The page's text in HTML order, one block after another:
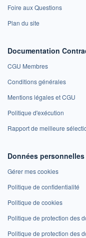
Foire aux Questions
Plan du site
Documentation
CGU Membres
Conditions générales
Mentions légales et CGU
Politique d'exécution
Rapport de meilleure
Données personnelles
Gérer mes cookies
Politique de confidentialité
Politique de cookies
Politique de protection des
Politique de protection des